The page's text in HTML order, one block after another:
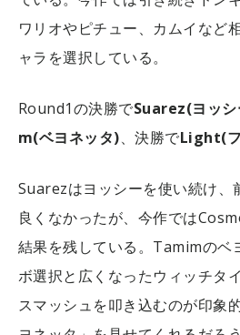
ワリオやピチュー、カムイなど
ャラを選択している。
Round1の決勝でSuarez(ヨッ
m(ベヨネッタ)、決勝でLight(
Suarezはヨッシーを使い続け、
良くなかったが、今作では
結果を残している。Tamimのベ
ボ選択と広くなったウィッチタ
スマッシュを叩き込むのが印象